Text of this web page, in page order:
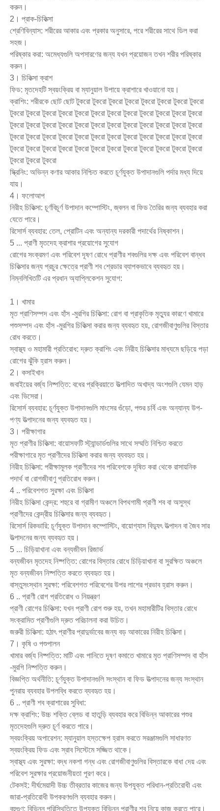
করুন।
2। প্রাক-চিকিত্সা
শ্রেণিবিন্যাস: শরীরের আকার এবং প্রকার অনুসারে, পরে শরীরের সাথে ডিল করা
সহজ।
পরিষ্কার করা: অমেধ্যগুলি অপসারণের জন্য যখন প্রয়োজন তখন শরীর পরিষ্কার
করুন।
3। চিকিত্সা ক্রাশ
ফিড: মৃতদেহটি স্বয়ংক্রিয় বা ম্যানুয়াল উপায়ে ক্রাশারে খাওয়ানো হয়।
ক্রাশিং: শরীরকে ছোট ছোট টুকরো টুকরো টুকরো টুকরো টুকরো টুকরো টুকরো টুকরো
টুকরো টুকরো টুকরো টুকরো টুকরো টুকরো টুকরো টুকরো টুকরো টুকরো টুকরো টুকরো
টুকরো টুকরো টুকরো টুকরো টুকরো টুকরো টুকরো টুকরো টুকরো টুকরো টুকরো টুকরো
টুকরো টুকরো টুকরো টুকরো টুকরো টুকরো টুকরো টুকরো টুকরো টুকরো টুকরো টুকরো
টুকরো টুকরো টুকরো টুকরো টুকরো টুকরো টুকরো টুকরো টুকরো টুকরো টুকরো টুকরো
টুকরো টুকরো টুকরো
স্ক্রিনিং: অভিন্ন কণার আকার নিশ্চিত করতে চূর্ণযুক্ত উপাদানগুলি পর্দার মধ্য দিয়ে
যায়।
4। ফলোআপ
নিরীহ চিকিত্সা: চূর্ণবিচূর্ণ উপাদান কম্পোস্টিং, জ্বলন বা ফিড তৈরির জন্য ব্যবহার করা
যেতে পারে।
রিসোর্স ব্যবহার: তেল, প্রোটিন এবং অন্যান্য দরকারী পদার্থের নিষ্কাশন।
5 ... প্রাণী মৃতদেহ ক্রাশার প্রয়োগের সুযোগ
রোগের সংক্রমণ এবং পরিবেশ দূষণ রোধে প্রাণীর শবগুলির দক্ষ এবং পরিবেশ বান্ধব
চিকিত্সার জন্য প্রচুর ক্ষেত্রে প্রাণী শব শ্রেডার ব্যাপকভাবে ব্যবহৃত হয়।
নিম্নলিখিতটি এর প্রধান অ্যাপ্লিকেশন সুযোগ:
1। খামার
মৃত প্রাণিসম্পদ এবং হাঁস -মুরগির চিকিত্সা: রোগ বা প্রাকৃতিক মৃত্যুর কারণে খামারে
পশুসম্পদ এবং হাঁস -মুরগির চিকিত্সা করার জন্য ব্যবহৃত হয়, রোগজীবাণুগুলির বিস্তার
রোধ করতে।
স্বাস্থ্য ও মহামারী প্রতিরোধ: দ্রুত ক্রাশিং এবং নিরীহ চিকিত্সার মাধ্যমে ছড়িয়ে পড়া
রোগের ঝুঁকি হ্রাস করুন।
2। কসাইখান
জবাইয়ের বর্জ্য নিষ্পত্তি: বধের প্রক্রিয়াতে উত্পাদিত অখাদ্য অংশগুলি যেমন হাড়
এবং ভিসেরা।
রিসোর্স ব্যবহার: চূর্ণযুক্ত উপাদানগুলি মাংসের গুঁড়ো, পশুর চর্বি এবং অন্যান্য উপ-
পণ্য উত্পাদনের জন্য ব্যবহৃত হয়।
3। পরীক্ষাগার
মৃত প্রাণীর চিকিত্সা: বায়োসফটি স্ট্যান্ডার্ডগুলির সাথে সম্মতি নিশ্চিত করতে
পরীক্ষাগারে মৃত প্রাণীদের চিকিত্সা করার জন্য ব্যবহৃত হয়।
নিরীহ চিকিত্সা: পরীক্ষামূলক প্রাণীদের শব পরিবেশকে দূষিত করা থেকে রাসায়নিক
পদার্থ বা রোগজীবাণু প্রতিরোধ করুন।
4 .. পরিবেশগত সুরক্ষা এবং চিকিত্সা
নিরীহ চিকিত্সা কেন্দ্র: শহুরে বা গ্রামীণ অঞ্চলে বিপথগামী প্রাণী শব বা অসুস্থ
প্রাণীদের কেন্দ্রীয় চিকিত্সার জন্য ব্যবহৃত।
রিসোর্স রিকভারি: চূর্ণযুক্ত উপাদান কম্পোস্টিং, বায়োগ্যাস বিদ্যুৎ উত্পাদন বা জৈব সার
উত্পাদনের জন্য ব্যবহৃত হয়।
5 ... চিড়িয়াখানা এবং বন্যজীবন রিজার্ভ
বন্যজীবন মৃতদেহ নিষ্পত্তি: রোগের বিস্তার রোধে চিড়িয়াখানা বা সুরক্ষিত অঞ্চলে
মৃত বন্যজীবন নিষ্পত্তি করতে ব্যবহৃত হয়।
বাস্তুসংস্থান সুরক্ষা: পরিবেশগত পরিবেশের উপর লাশের প্রভাব হ্রাস করুন।
6 .. প্রাণী রোগ প্রতিরোধ ও নিয়ন্ত্রণ
প্রাণী রোগের চিকিত্সা: যখন প্রাণী রোগ শুরু হয়, তখন মহামারীটির বিস্তার রোধে
সংক্রামিত প্রাণীগুলি দ্রুত পরিচালনা করা উচিত।
জরুরী চিকিত্সা: হঠাৎ প্রাণীর প্রাদুর্ভাবের জন্য বড় আকারের নিরীহ চিকিত্সা।
7। কৃষি ও পশুপালন
খামার বর্জ্য নিষ্পত্তি: মাটি এবং পানিতে দূষণ কমাতে খামারে মৃত প্রাণিসম্পদ বা হাঁস
-মুরগি নিষ্পত্তি করুন।
বিজ্ঞপ্তি অর্থনীতি: চূর্ণযুক্ত উপাদানগুলি সংস্থান বা ফিড উত্পাদনের জন্য সংস্থান
পুনরায় ব্যবহার উপলব্ধি করতে ব্যবহৃত হয়।
6 .. প্রাণী শব ক্রাশারের সুবিধা:
দক্ষ ক্রাশিং: উচ্চ শক্তি ব্লেড বা হাতুড়ি ব্যবহার করে বিভিন্ন আকারের পশুর
মৃতদেহগুলি দ্রুত চূর্ণ করতে পারে।
স্বয়ংক্রিয় অপারেশন: ম্যানুয়াল হস্তক্ষেপ হ্রাস করতে সরঞ্জামগুলি সাধারণত
স্বয়ংক্রিয় ফিড এবং স্রাব সিস্টেমে সজ্জিত থাকে।
স্বাস্থ্য এবং সুরক্ষা: বদ্ধ নকশা গন্ধ এবং রোগজীবাণুগুলির বিস্তারকে বাধা দেয় এবং
পরিবেশ সুরক্ষার প্রয়োজনীয়তা পূরণ করে।
টেকসই: দীর্ঘমেয়াদী উচ্চ তীব্রতার কাজের জন্য উপযুক্ত পরিধান-প্রতিরোধী এবং
জারা-প্রতিরোধী উপকরণগুলি ব্যবহার করুন।
বহুগুণ: বিভিন্ন পরিস্থিতিতে উপযুক্ত বিভিন্ন প্রাণীর শব নিয়ে কাজ করতে পারে।